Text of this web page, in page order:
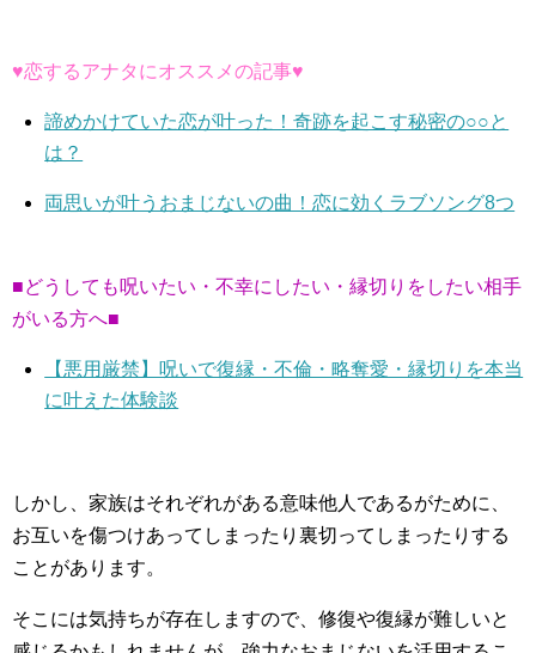
♥恋するアナタにオススメの記事♥
諦めかけていた恋が叶った！奇跡を起こす秘密の○○と
は？
両思いが叶うおまじないの曲！恋に効くラブソング8つ
■どうしても呪いたい・不幸にしたい・縁切りをしたい相手
がいる方へ■
【悪用厳禁】呪いで復縁・不倫・略奪愛・縁切りを本当
に叶えた体験談
しかし、家族はそれぞれがある意味他人であるがために、
お互いを傷つけあってしまったり裏切ってしまったりする
ことがあります。
そこには気持ちが存在しますので、修復や復縁が難しいと